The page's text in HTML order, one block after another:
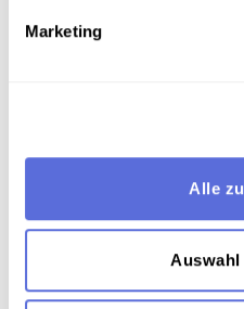
Marketing
Alle
Auswahl
Elektrische
Metadaten